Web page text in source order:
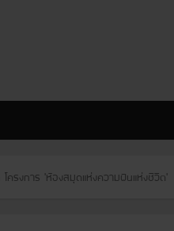
รงการ ‘ห้องสมุดแห่งความฝันแห่งชีวิต’